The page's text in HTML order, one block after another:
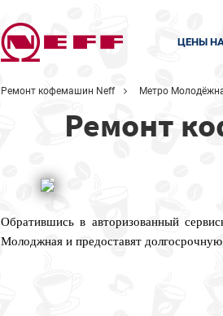
ЦЕНЫ
Ремонт кофемашин Neff Метро
Ремонт
Обратившись в авторизованный
Молоджная и предоставят